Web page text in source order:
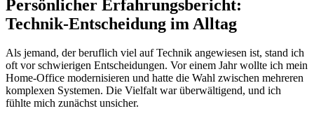
Persönlicher Erfahrungsbericht:
Technik-Entscheidung im Alltag
Als jemand, der beruflich viel auf Technik angewiesen ist, stand ich
oft vor schwierigen Entscheidungen. Vor einem Jahr wollte ich mein
Home-Office modernisieren und hatte die Wahl zwischen mehreren
komplexen Systemen. Die Vielfalt war überwältigend, und ich
fühlte mich zunächst unsicher.